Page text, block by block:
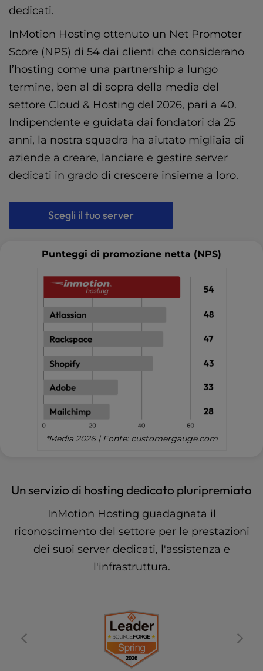
dedicati.
InMotion Hosting ottenuto un Net Promoter
Score (NPS) di 54 dai clienti che considerano
l’hosting come una partnership a lungo
termine, ben al di sopra della media del
settore Cloud & Hosting del 2026, pari a 40.
Indipendente e guidata dai fondatori da 25
anni, la nostra squadra ha aiutato migliaia di
aziende a creare, lanciare e gestire server
dedicati in grado di crescere insieme a loro.
Scegli il tuo server
Punteggi di promozione netta (NPS)
*Media 2026 | Fonte: customergauge.com
Un servizio di hosting dedicato pluripremiato
InMotion Hosting guadagnata il
riconoscimento del settore per le prestazioni
dei suoi server dedicati, l'assistenza e
l'infrastruttura.